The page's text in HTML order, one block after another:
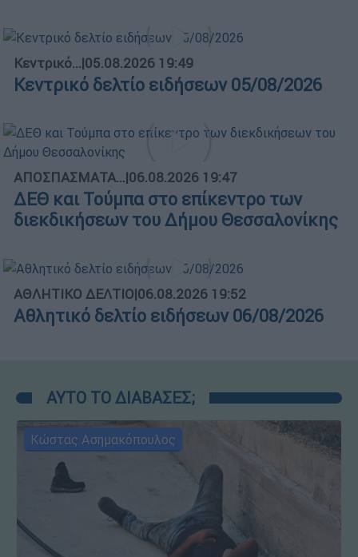
Κεντρικό...|05.08.2026 19:49
Κεντρικό δελτίο ειδήσεων 05/08/2026
ΑΠΟΣΠΑΣΜΑΤΑ...|06.08.2026 19:47
ΔΕΘ και Τούμπα στο επίκεντρο των
διεκδικήσεων του Δήμου Θεσσαλονίκης
ΑΘΛΗΤΙΚΟ ΔΕΛΤΙΟ|06.08.2026 19:52
Αθλητικό δελτίο ειδήσεων 06/08/2026
ΑΥΤΟ ΤΟ ΔΙΑΒΑΣΕΣ;
Κώστας Ασημακόπουλος